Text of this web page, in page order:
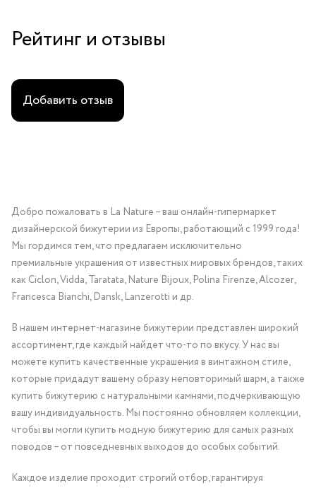
Рейтинг и отзывы
Добавить отзыв
Добро пожаловать в La Nature – ваш онлайн-гипермаркет
дизайнерской бижутерии из Европы, работающий с 1999 года!
Мы гордимся тем, что предлагаем исключительно
премиальные украшения от известных мировых брендов, таких
как Ciclon, Vidda, Taratata, Nature Bijoux, Polina Firenze, Alcozer,
Francesca Bianchi, Dansk, Lanzerotti и др.
В нашем интернет-магазине бижутерии представлен широкий
ассортимент, где каждый найдет что-то по вкусу. У нас вы
можете купить качественные украшения в винтажном стиле,
которые придадут вашему образу неповторимый шарм, а также
купить бижутерию с натуральными камнями, подчеркивающую
вашу индивидуальность. Мы постоянно обновляем коллекции,
чтобы вы могли купить модную бижутерию для самых разных
поводов – от повседневных выходов до особых событий.
Каждое изделие проходит строгий отбор, гарантируя